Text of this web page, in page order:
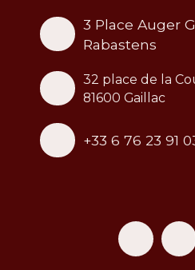
3 Place Auger
Rabastens
32 place de la
81600 Gaillac
+33 6 76 23 91